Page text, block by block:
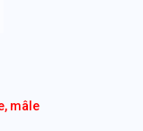
mâle